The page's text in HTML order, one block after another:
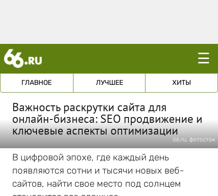
☰
ГЛАВНОЕ ЛУЧШЕЕ ХИТЫ
Важность раскрутки сайта для
онлайн-бизнеса: SEO продвижение и
ключевые аспекты оптимизации
66.ru, фотосток
В цифровой эпохе, где каждый день
появляются сотни и тысячи новых веб-
сайтов, найти свое место под солнцем